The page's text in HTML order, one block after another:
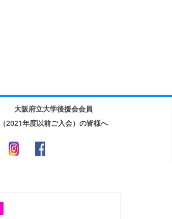
大阪府立大学後援会会員
（2021年度以前ご入会）の皆様へ